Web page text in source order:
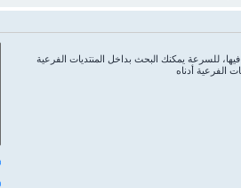
للسرعة يمكنك البحث بداخل المنتديات الفرعية
الفرعية أدناه